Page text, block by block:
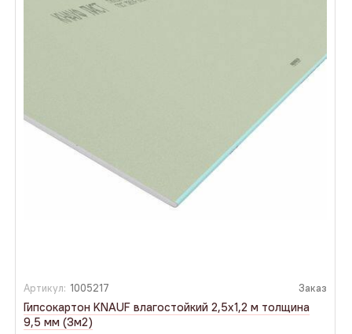
Артикул: 1005217 Заказ
Гипсокартон KNAUF влагостойкий 2,5х1,2 м толщина
9,5 мм (3м2)